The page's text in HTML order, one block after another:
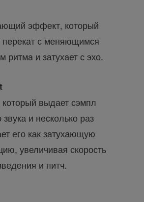
эффект, который
перекат с меняющимся
ритма и затухает с эхо.
выдает сэмпл
звука и несколько раз
его как затухающую
увеличивая скорость
и питч.